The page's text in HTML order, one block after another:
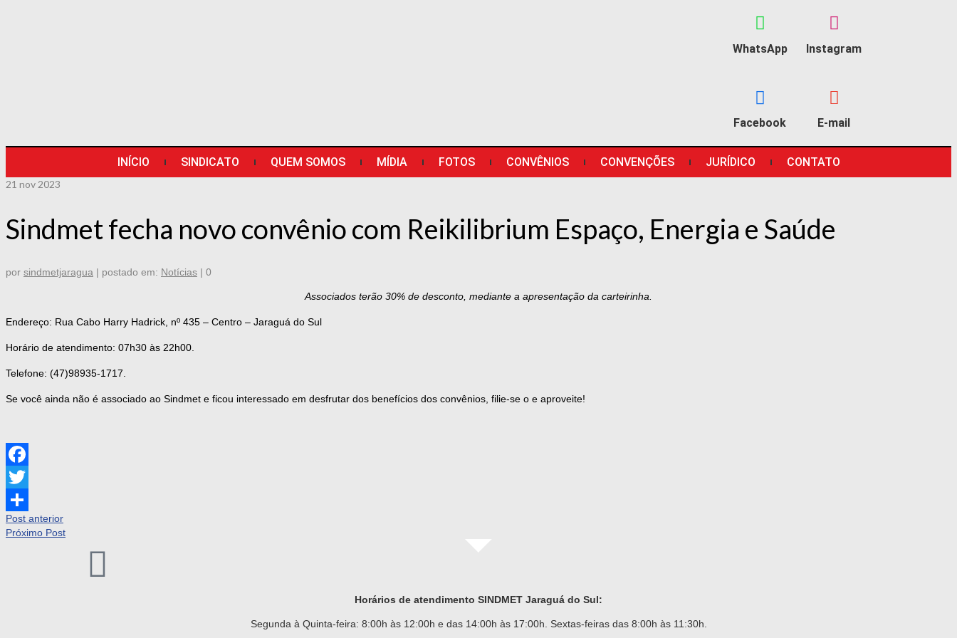
WhatsApp
Facebook
Instagram
E-mail
INÍCIO SINDICATO QUEM SOMOS MÍDIA FOTOS CONVÊNIOS CONVENÇÕES JURÍDICO CONTATO
21 nov 2023
Sindmet fecha novo convênio com Reikilibrium Espaço, Energia e Saúde
por sindmetjaragua | postado em: Notícias | 0
Associados terão 30% de desconto, mediante a apresentação da carteirinha.
Endereço: Rua Cabo Harry Hadrick, nº 435 – Centro – Jaraguá do Sul
Horário de atendimento: 07h30 às 22h00.
Telefone: (47)98935-1717.
Se você ainda não é associado ao Sindmet e ficou interessado em desfrutar dos benefícios dos convênios, filie-se o e aproveite!
Facebook
Twitter
Share
Post anterior
Próximo Post
Horários de atendimento SINDMET Jaraguá do Sul:
Segunda à Quinta-feira: 8:00h às 12:00h e das 14:00h às 17:00h. Sextas-feiras das 8:00h às 11:30h.